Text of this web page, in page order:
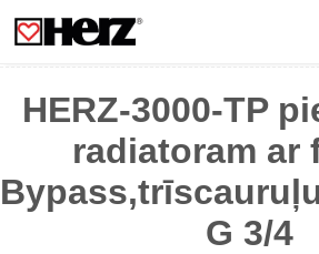
HERZ-3000-TP
radiatoram ar
G 3/4